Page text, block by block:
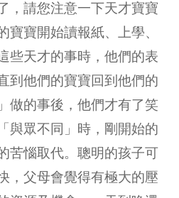
，請您注意一下天才寶寶
寶寶開始讀報紙、上學、
些天才的事時，他們的表
到他們的寶寶回到他們的
做的事後，他們才有了笑
與眾不同」時，剛開始的
苦惱取代。聰明的孩子可
，父母會覺得有極大的壓